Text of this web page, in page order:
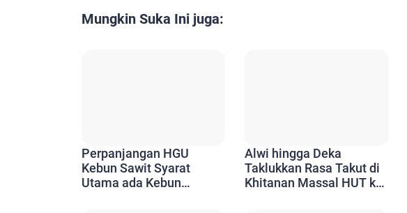
Mungkin Suka Ini juga:
Perpanjangan HGU
Kebun Sawit Syarat
Utama ada Kebun
Alwi hingga Deka
Taklukkan Rasa Takut di
Khitanan Massal HUT ke-